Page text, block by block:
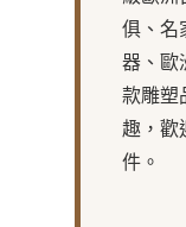
俱、名
器、歐
款雕塑
趣，歡
件。